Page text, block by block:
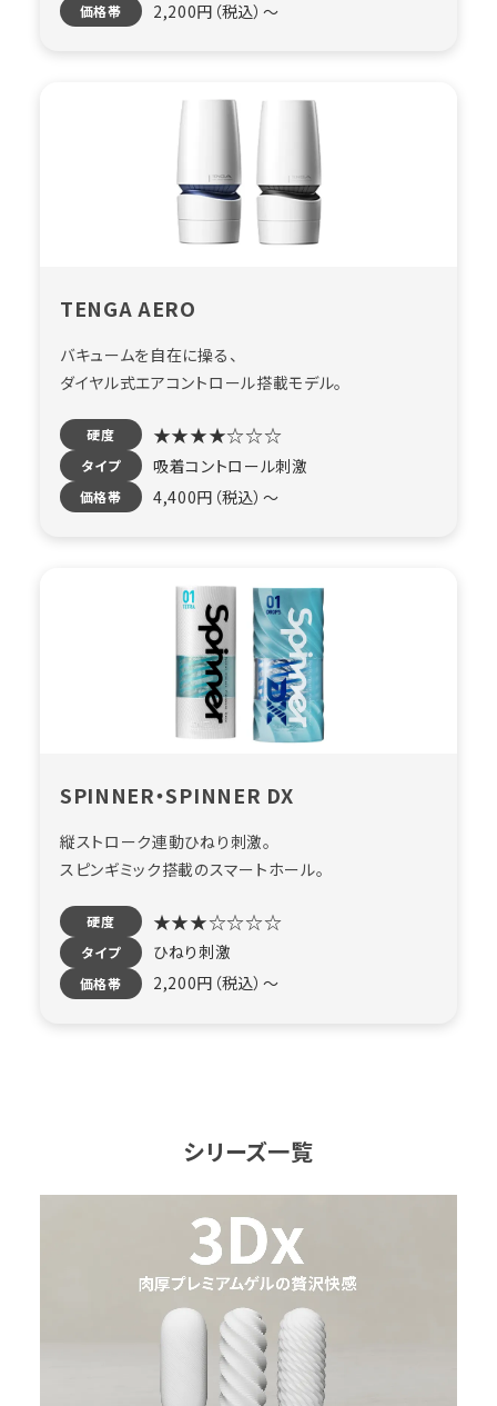
価格帯 2,200円（税込）〜
TENGA AERO
バキュームを自在に操る、
ダイヤル式エアコントロール搭載モデル。
硬度 ★★★★☆☆☆
タイプ 吸着コントロール刺激
価格帯 4,400円（税込）〜
SPINNER・SPINNER DX
縦ストローク連動ひねり刺激。
スピンギミック搭載のスマートホール。
硬度 ★★★☆☆☆☆
タイプ ひねり刺激
価格帯 2,200円（税込）〜
シリーズ一覧